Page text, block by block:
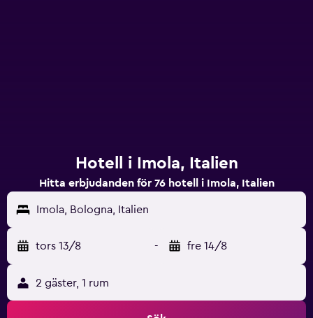
Hotell i Imola, Italien
Hitta erbjudanden för 76 hotell i Imola, Italien
Imola, Bologna, Italien
tors 13/8 - fre 14/8
2 gäster, 1 rum